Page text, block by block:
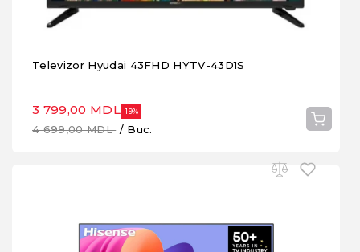
Televizor Hyudai 43FHD HYTV-43D1S
3 799,00 MDL -19%
4 699,00 MDL/ Buc.